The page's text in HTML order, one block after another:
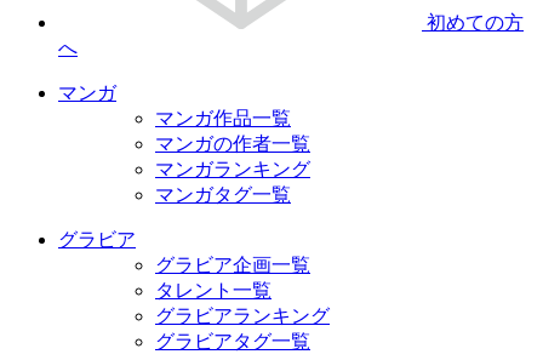
初めての方
へ
マンガ
マンガ作品一覧
マンガの作者一覧
マンガランキング
マンガタグ一覧
グラビア
グラビア企画一覧
タレント一覧
グラビアランキング
グラビアタグ一覧